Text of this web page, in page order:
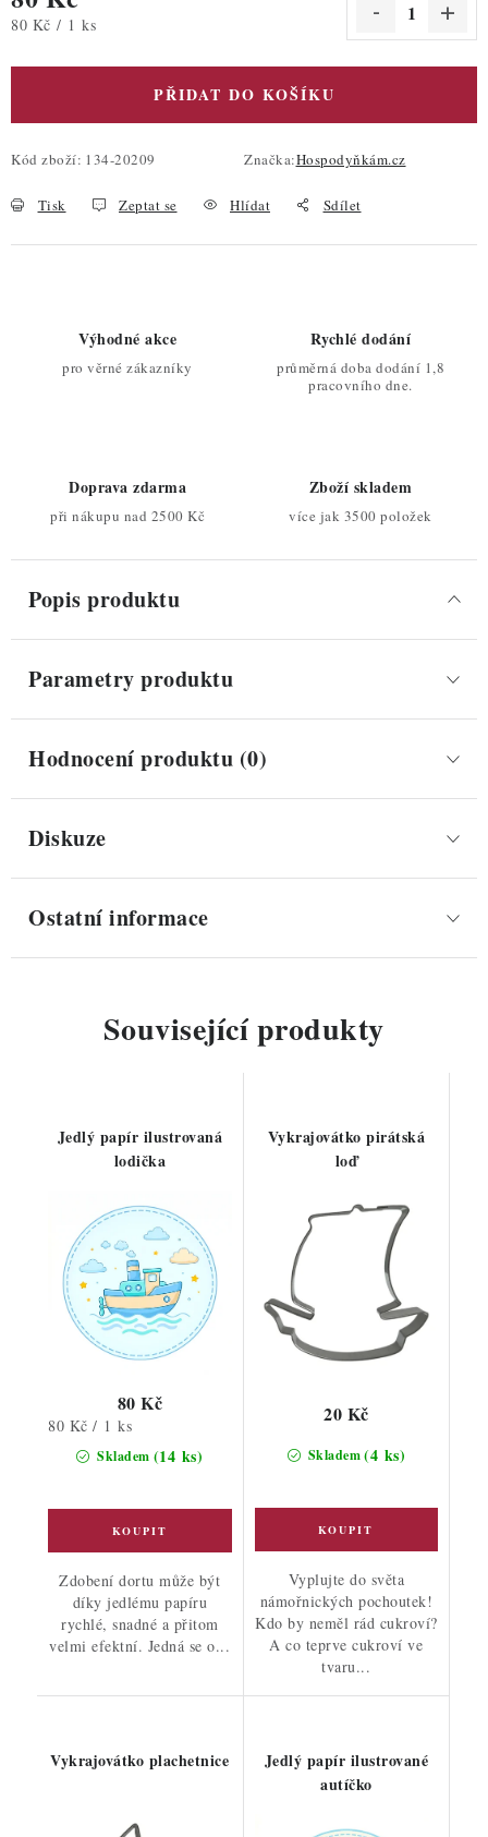
Měrná cena:
80 Kč / 1 ks
PŘIDAT DO KOŠÍKU
Kód zboží: 134-20209 Značka:Hospodyňkám.cz
Tisk Zeptat se Hlídat Sdílet
Výhodné akce
pro věrné zákazníky
Rychlé dodání
průměrná doba dodání 1,8
pracovního dne.
Doprava zdarma
při nákupu nad 2500 Kč
Zboží skladem
více jak 3500 položek
Popis produktu
Parametry produktu
Hodnocení produktu (0)
Diskuze
Ostatní informace
Související produkty
Jedlý papír ilustrovaná
lodička
Skladem (14 ks)
80 Kč
Měrná
cena:
80 Kč / 1 ks
Zdobení dortu může být
díky jedlému papíru
rychlé, snadné a přitom
velmi efektní. Jedná se o...
Vykrajovátko pirátská
loď
Skladem(4 ks)
20 Kč
Vyplujte do světa
námořnických pochoutek!
Kdo by neměl rád cukroví?
A co teprve cukroví ve
tvaru...
Vykrajovátko plachetnice
Jedlý papír ilustrované
autíčko